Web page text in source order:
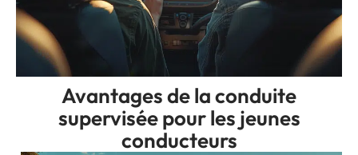
Avantages de la conduite
supervisée pour les jeunes
conducteurs